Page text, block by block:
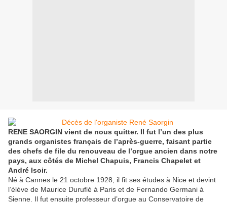
RENE SAORGIN vient de nous quitter. Il fut l’un des plus
grands organistes français de l’après-guerre, faisant partie
des chefs de file du renouveau de l’orgue ancien dans notre
pays, aux côtés de Michel Chapuis, Francis Chapelet et
André Isoir.
Né à Cannes le 21 octobre 1928, il fit ses études à Nice et devint
l’élève de Maurice Duruflé à Paris et de Fernando Germani à
Sienne. Il fut ensuite professeur d’orgue au Conservatoire de